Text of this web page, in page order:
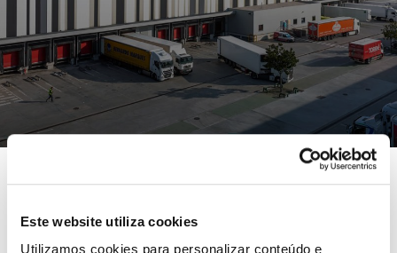
Este website utiliza cookies
Utilizamos cookies para personalizar conteúdo e